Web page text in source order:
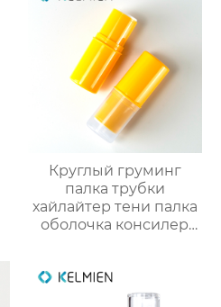
Круглый груминг
палка трубки
хайлайтер тени палка
оболочка консилер
пластик упаковка
снарядов